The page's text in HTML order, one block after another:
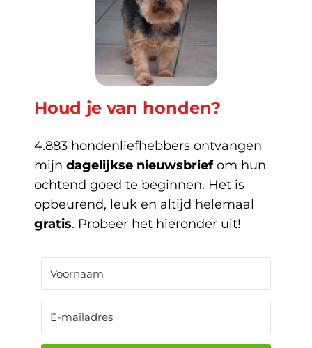
Houd je van honden?
4.883 hondenliefhebbers ontvangen
mijn dagelijkse nieuwsbriefom hun
ochtend goed te beginnen. Het is
opbeurend, leuk en altijd helemaal
gratis. Probeer het hieronder uit!